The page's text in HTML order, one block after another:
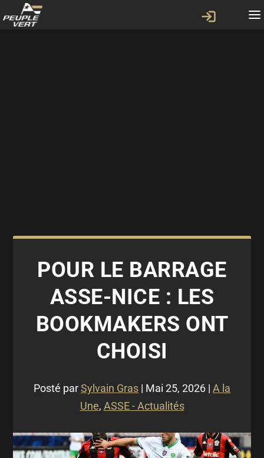
POUR LE BARRAGE
ASSE-NICE : LES
BOOKMAKERS ONT
CHOISI
Posté parSylvain Gras | Mai 25, 2026 | A la
Une, ASSE - Actualités